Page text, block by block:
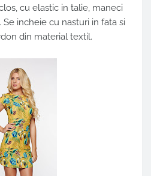
cu elastic in talie, maneci
incheie cu nasturi in fata si
din material textil.